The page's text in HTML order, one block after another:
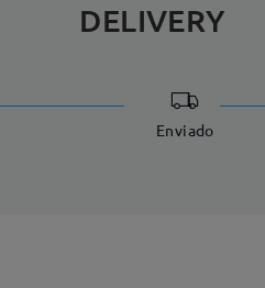
DELIVERY
Enviado